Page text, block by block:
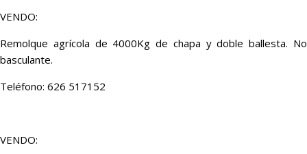
VENDO:
Remolque agrícola de 4000Kg de chapa y doble ballesta. No
basculante.
Teléfono: 626 517152
VENDO: